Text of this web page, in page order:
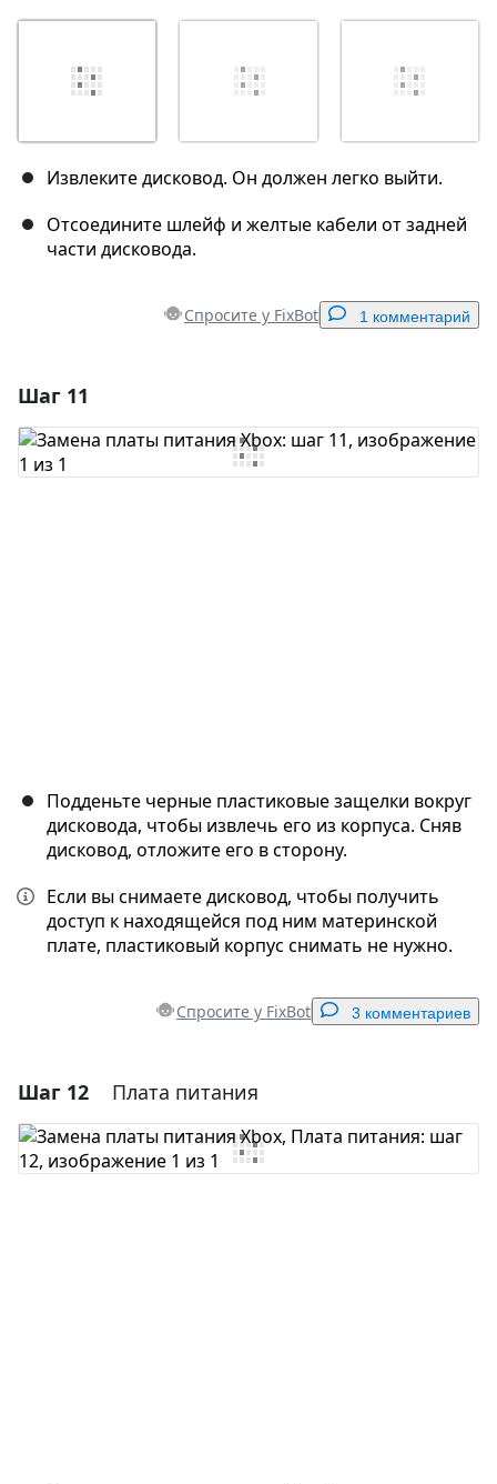
Извлеките дисковод. Он должен легко выйти.
Отсоедините шлейф и желтые кабели от задней
части дисковода.
Спросите у FixBot 1 комментарий
Добавить комментарий
Шаг 11
Подденьте черные пластиковые защелки вокруг
дисковода, чтобы извлечь его из корпуса. Сняв
дисковод, отложите его в сторону.
Если вы снимаете дисковод, чтобы получить
доступ к находящейся под ним материнской
плате, пластиковый корпус снимать не нужно.
Спросите у FixBot 3 комментариев
Добавить комментарий
Добавить комментарий
Шаг 12 Плата питания